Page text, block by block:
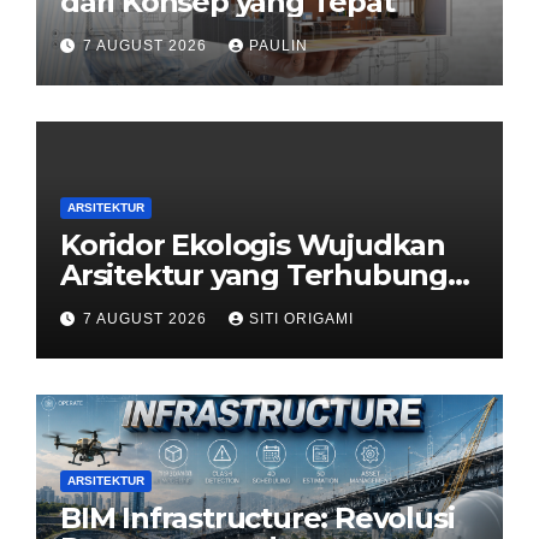
7 AUGUST 2026 PAULIN
ARSITEKTUR
Koridor Ekologis Wujudkan
Arsitektur yang Terhubung
dengan Alam
7 AUGUST 2026 SITI ORIGAMI
ARSITEKTUR
BIM Infrastructure: Revolusi